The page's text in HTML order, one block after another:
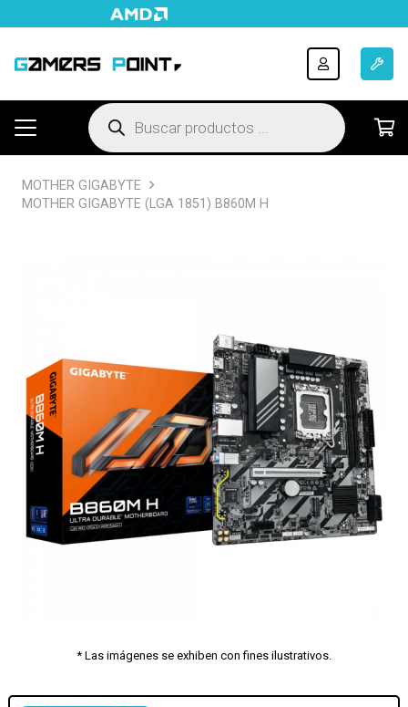
Búsqueda
de
productos
MOTHER GIGABYTE
MOTHER GIGABYTE (LGA 1851) B860M H
* Las imágenes se exhiben con fines ilustrativos.